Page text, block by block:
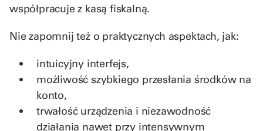
współpracuje z kasą fiskalną.
Nie zapomnij też o praktycznych aspektach, jak:
intuicyjny interfejs,
możliwość szybkiego przesłania środków na
konto,
trwałość urządzenia i niezawodność
działania nawet przy intensywnym